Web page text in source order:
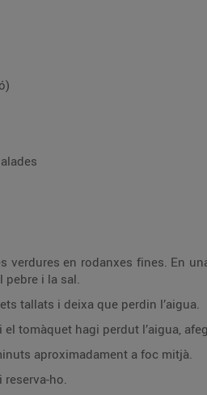
verdures en rodanxes fines. En
pebre i la sal.
tallats i deixa que perdin l’aigua.
tomàquet hagi perdut l’aigua,
aproximadament a foc mitjà.
ho.